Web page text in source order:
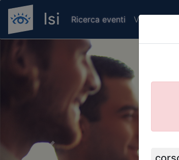
Ricerca eventi Verifica
Previous